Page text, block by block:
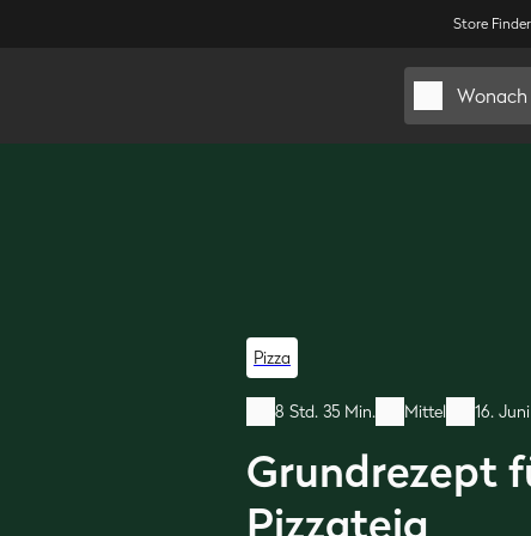
Store Finder
Pizza
8 Std. 35 Min. Mittel 16.
Grundrezept